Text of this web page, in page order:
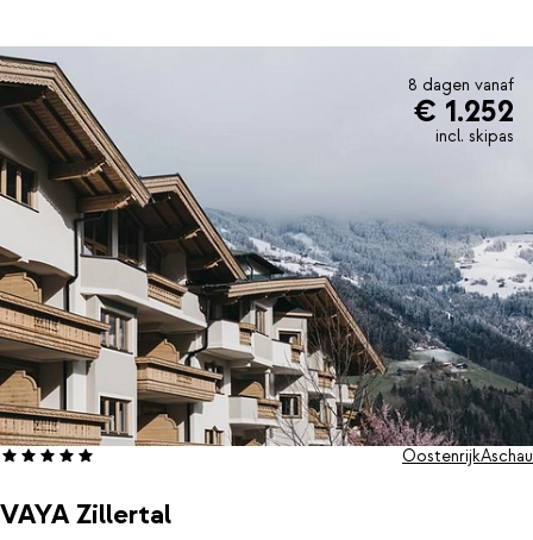
8 dagen vanaf
€ 1.252
incl. skipas
VAYA Zillertal
OostenrijkAschau